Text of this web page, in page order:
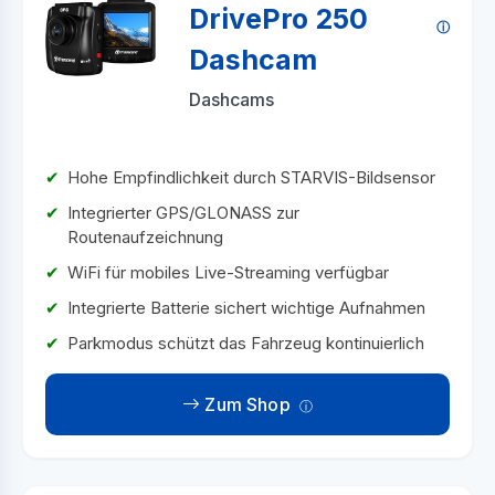
DrivePro 250
Dashcam
Dashcams
Hohe Empfindlichkeit durch STARVIS-Bildsensor
Integrierter GPS/GLONASS zur
Routenaufzeichnung
WiFi für mobiles Live-Streaming verfügbar
Integrierte Batterie sichert wichtige Aufnahmen
Parkmodus schützt das Fahrzeug kontinuierlich
Zum Shop